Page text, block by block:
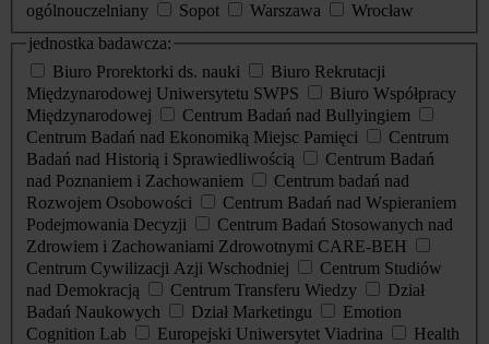
ogólnouczelniany
Sopot Warszawa
Wrocław
jednostka badawcza:
Biuro Prorektorki ds. nauki
Biuro Rekrutacji
Międzynarodowej Uniwersytetu SWPS
Biuro Współpracy
Międzynarodowej
Centrum Badań nad Bullyingiem
Centrum Badań nad Ekonomiką Miejsc Pamięci
Centrum
Badań nad Historią i Sprawiedliwością
Centrum Badań
nad Poznaniem i Zachowaniem
Centrum badań nad
Rozwojem Osobowości
Centrum Badań nad Wspieraniem
Podejmowania Decyzji
Centrum Badań Stosowanych nad
Zdrowiem i Zachowaniami Zdrowotnymi CARE-BEH
Centrum Cywilizacji Azji Wschodniej
Centrum Studiów
nad Demokracją
Centrum Transferu Wiedzy
Dział
Badań Naukowych
Dział Marketingu
Emotion
Cognition Lab
Europejski Uniwersytet Viadrina
Health